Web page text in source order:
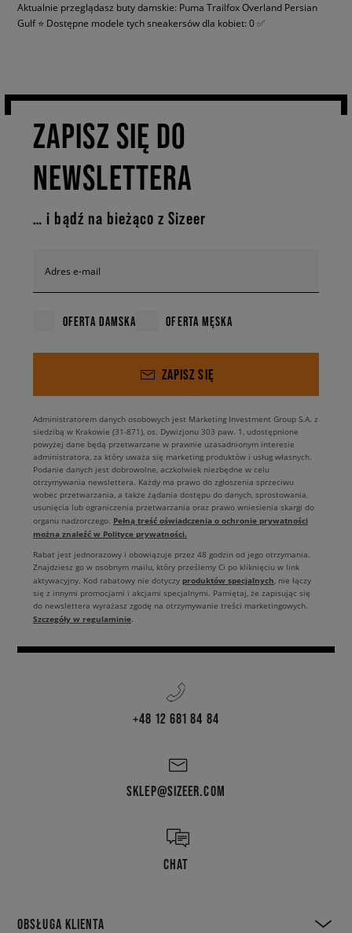
platformy zaczerpnięto z obuwia przeznaczonego do biegania w terenie.
Bieżnik z charakterystycznymi wgłębieniami zapewnia wyjątkową
Aktualnie przeglądasz buty damskie: Puma Trailfox Overland Persian
Gulf ⭐ Dostępne modele tych sneakersów dla kobiet: 0 ✅
ZAPISZ SIĘ DO
NEWSLETTERA
… i bądź na bieżąco z Sizeer
Adres e-mail
OFERTA DAMSKA OFERTA MĘSKA
ZAPISZ SIĘ
Administratorem danych osobowych jest Marketing Investment Group S.A. z
siedzibą w Krakowie (31-871), os. Dywizjonu 303 paw. 1, udostępnione
powyżej dane będą przetwarzane w prawnie uzasadnionym interesie
administratora, za który uważa się marketing produktów i usług własnych.
Podanie danych jest dobrowolne, aczkolwiek niezbędne w celu
otrzymywania newslettera. Każdy ma prawo do zgłoszenia sprzeciwu
wobec przetwarzania, a także żądania dostępu do danych, sprostowania,
usunięcia lub ograniczenia przetwarzania oraz prawo wniesienia skargi do
organu nadzorczego. Pełną treść oświadczenia o ochronie prywatności
można znaleźć w Polityce prywatności.
Rabat jest jednorazowy i obowiązuje przez 48 godzin od jego otrzymania.
Znajdziesz go w osobnym mailu, który prześlemy Ci po kliknięciu w link
aktywacyjny. Kod rabatowy nie dotyczy produktów specjalnych, nie łączy
się z innymi promocjami i akcjami specjalnymi. Pamiętaj, że zapisując się
do newslettera wyrażasz zgodę na otrzymywanie treści marketingowych.
Szczegóły w regulaminie.
+48 12 681 84 84
SKLEP@SIZEER.COM
CHAT
OBSŁUGA KLIENTA